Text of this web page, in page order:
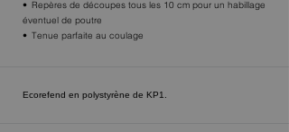
Repères de découpes tous les 10 cm pour un habillage
éventuel de poutre
Tenue parfaite au coulage
Ecorefend en polystyrène de KP1.